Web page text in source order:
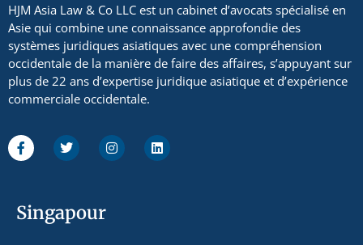
HJM Asia Law & Co LLC est un cabinet d’avocats spécialisé en
Asie qui combine une connaissance approfondie des
systèmes juridiques asiatiques avec une compréhension
occidentale de la manière de faire des affaires, s’appuyant sur
plus de 22 ans d’expertise juridique asiatique et d’expérience
commerciale occidentale.
Singapour